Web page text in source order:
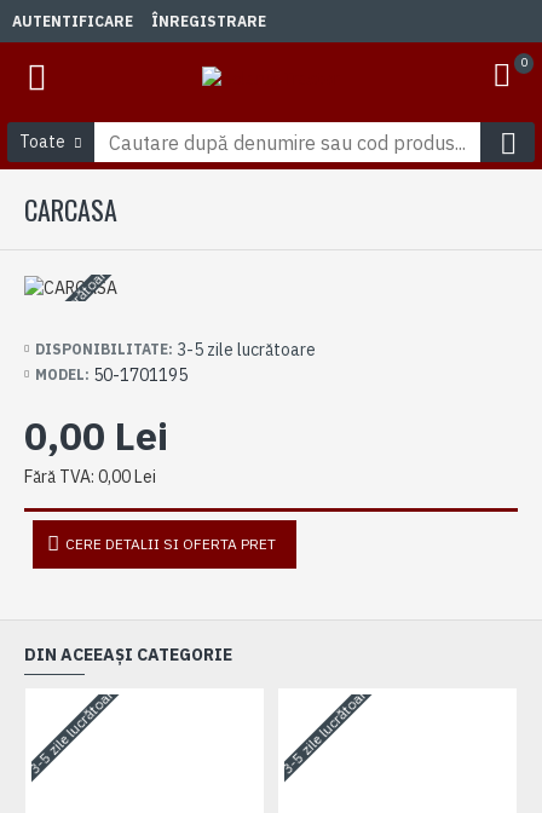
AUTENTIFICARE ÎNREGISTRARE
0
Toate
CARCASA
3-5 zile lucrătoare
DISPONIBILITATE: 3-5 zile lucrătoare
MODEL: 50-1701195
0,00 Lei
Fără TVA: 0,00 Lei
CERE DETALII SI OFERTA PRET
DIN ACEEAȘI CATEGORIE
3-5 zile lucrătoare 3-5 zile lucrătoare